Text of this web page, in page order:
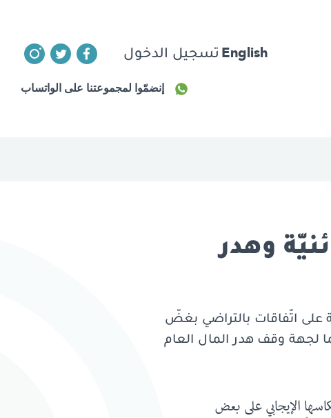
English تسجيل الدخول
إنضمّوا لمجموعتنا على الواتساب
وهدر
على اتّفاقات بالتراضي بغضّ
لجهة وقف هدر المال العام
الإيجابي على بعض